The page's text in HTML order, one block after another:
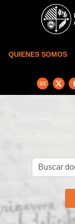
Skip to main content
QUIENES SOMOS